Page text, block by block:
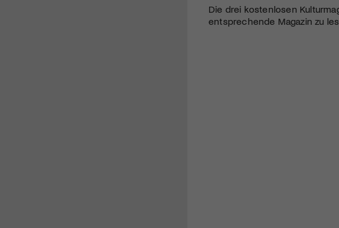
Die drei kostenlosen
entsprechende Magazin zu